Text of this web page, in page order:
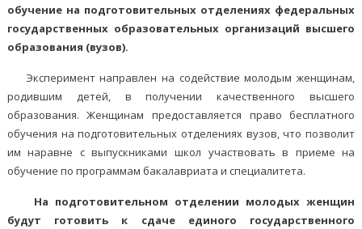
обучение на подготовительных отделениях федеральных
государственных образовательных организаций высшего
образования (вузов).
Эксперимент направлен на содействие молодым женщинам,
родившим детей, в получении качественного высшего
образования. Женщинам предоставляется право бесплатного
обучения на подготовительных отделениях вузов, что позволит
им наравне с выпускниками школ участвовать в приеме на
обучение по программам бакалавриата и специалитета.
На подготовительном отделении молодых женщин
будут готовить к сдаче единого государственного